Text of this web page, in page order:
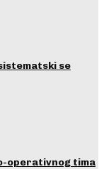
se
operativnog tima